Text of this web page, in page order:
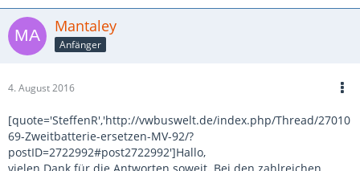
Mantaley
Anfänger
4. August 2016
[quote='SteffenR','http://vwbuswelt.de/index.php/Thread/27010
69-Zweitbatterie-ersetzen-MV-92/?
postID=2722992#post2722992']Hallo,